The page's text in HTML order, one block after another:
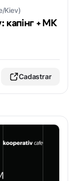
Kiev)
+ MK
Cadastrar